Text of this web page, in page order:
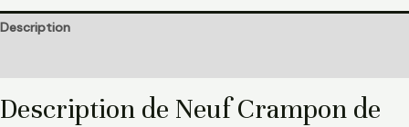
Description
Description de Neuf Crampon de